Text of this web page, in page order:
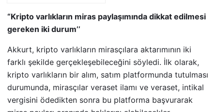
“Kripto varlıkların miras paylaşımında dikkat edilmesi
gereken iki durum’’
Akkurt, kripto varlıkların mirasçılara aktarımının iki
farklı şekilde gerçekleşebileceğini söyledi. İlk olarak,
kripto varlıkların bir alım, satım platformunda tutulması
durumunda, mirasçılar veraset ilamı ve veraset, intikal
vergisini ödedikten sonra bu platforma başvurarak